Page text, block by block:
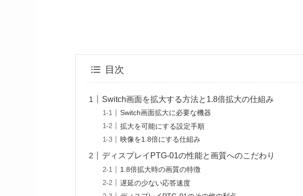
目次
Switch画面を拡大する方法と1.8倍拡大の仕組み
Switch画面拡大に必要な機器
拡大を可能にする設定手順
映像を1.8倍にする仕組み
ディスプレイPTG-01の性能と画質へのこだわり
1.8倍拡大時の画質の特徴
遅延の少ない応答速度